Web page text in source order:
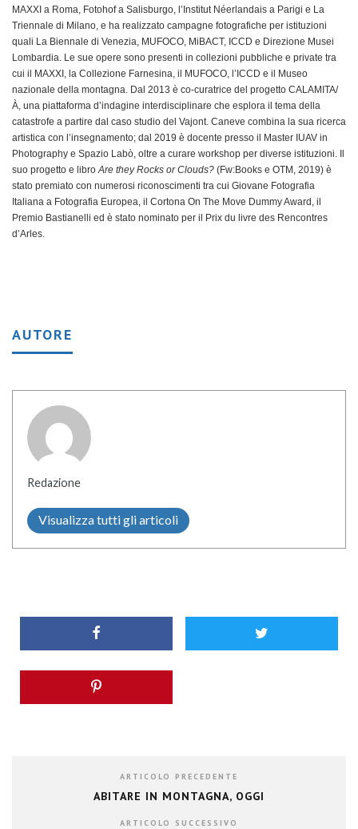
MAXXI a Roma, Fotohof a Salisburgo, l’Institut Néerlandais a Parigi e La
Triennale di Milano, e ha realizzato campagne fotografiche per istituzioni
quali La Biennale di Venezia, MUFOCO, MiBACT, ICCD e Direzione Musei
Lombardia. Le sue opere sono presenti in collezioni pubbliche e private tra
cui il MAXXI, la Collezione Farnesina, il MUFOCO, l’ICCD e il Museo
nazionale della montagna. Dal 2013 è co-curatrice del progetto CALAMITA/
À, una piattaforma d’indagine interdisciplinare che esplora il tema della
catastrofe a partire dal caso studio del Vajont. Caneve combina la sua ricerca
artistica con l’insegnamento; dal 2019 è docente presso il Master IUAV in
Photography e Spazio Labò, oltre a curare workshop per diverse istituzioni. Il
suo progetto e libro Are they Rocks or Clouds? (Fw:Books e OTM, 2019) è
stato premiato con numerosi riconoscimenti tra cui Giovane Fotografia
Italiana a Fotografia Europea, il Cortona On The Move Dummy Award, il
Premio Bastianelli ed è stato nominato per il Prix du livre des Rencontres
d’Arles.
AUTORE
Redazione
Visualizza tutti gli articoli
ARTICOLO PRECEDENTE
ABITARE IN MONTAGNA, OGGI
ARTICOLO SUCCESSIVO